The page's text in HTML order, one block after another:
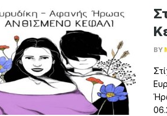
BY